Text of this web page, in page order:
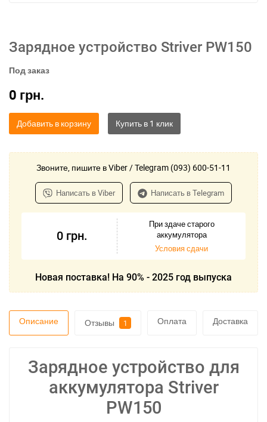
Зарядное устройство Striver PW150
Под заказ
0 грн.
Добавить в корзину
Звоните, пишите в Viber / Telegram (093) 600-51-11
Написать в Viber Написать в Telegram
0 грн.
При здаче старого
аккумулятора
Условия сдачи
Новая поставка! На 90% - 2025 год выпуска
Описание Отзывы 1 Оплата Доставка
Зарядное устройство для
аккумулятора Striver
PW150